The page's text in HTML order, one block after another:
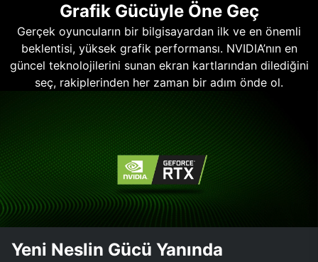
Grafik Gücüyle Öne Geç
Gerçek oyuncuların bir bilgisayardan ilk ve en önemli
beklentisi, yüksek grafik performansı. NVIDIA’nın en
güncel teknolojilerini sunan ekran kartlarından dilediğini
seç, rakiplerinden her zaman bir adım önde ol.
Yeni Neslin Gücü Yanında